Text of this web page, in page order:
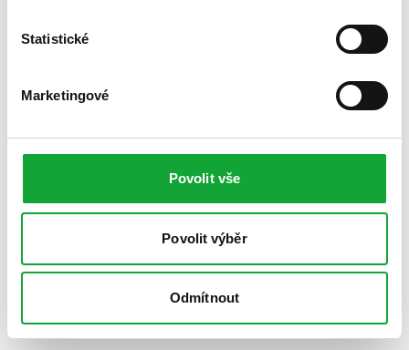
Statistické
Marketingové
Povolit vše
Povolit výběr
Odmítnout